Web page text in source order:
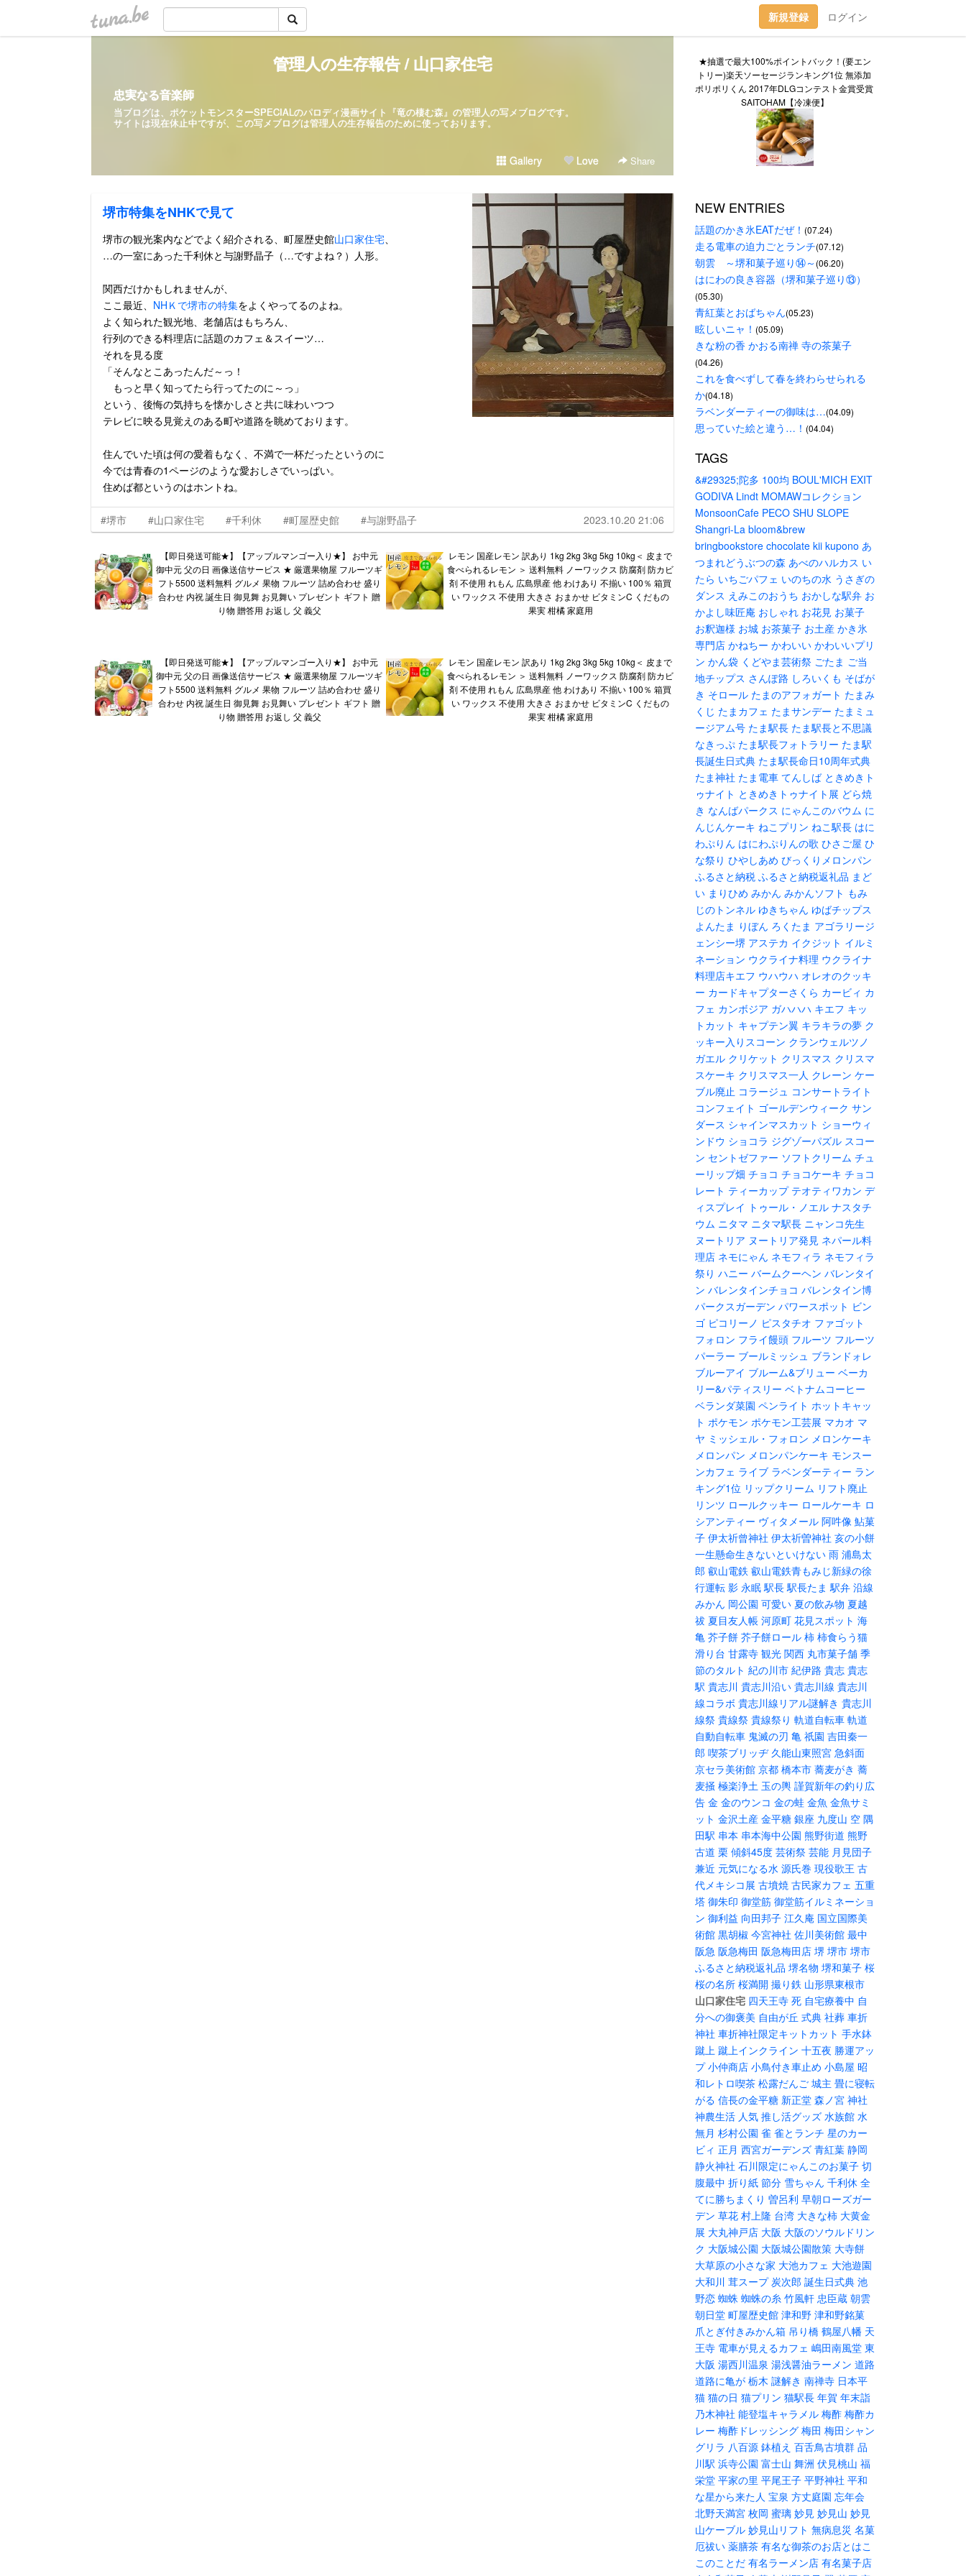
tuna.be 新規登録 ログイン
管理人の生存報告 / 山口家住宅
忠実なる音楽師
当ブログは、ポケットモンスターSPECIALのパロディ漫画サイト『竜の棲む森』の管理人の写メブログです。
サイトは現在休止中ですが、この写メブログは管理人の生存報告のために使っております。
Gallery Love Share
堺市特集をNHKで見て
堺市の観光案内などでよく紹介される、町屋歴史館山口家住宅、
…の一室にあった千利休と与謝野晶子（…ですよね？）人形。
関西だけかもしれませんが、
ここ最近、 NHＫで堺市の特集をよくやってるのよね。
よく知られた観光地、老舗店はもちろん、
行列のできる料理店に話題のカフェ＆スイーツ…
それを見る度
「そんなとこあったんだ～っ！
もっと早く知ってたら行ってたのに～っ」
という、後悔の気持ちを懐かしさと共に味わいつつ
テレビに映る見覚えのある町や道路を眺めております。
住んでいた頃は何の愛着もなく、不満で一杯だったというのに
今では青春の1ページのような愛おしさでいっぱい。
住めば都というのはホントね。
#堺市 #山口家住宅 #千利休 #町屋歴史館 #与謝野晶子 2023.10.20 21:06
【即日発送可能★】【アップルマンゴー入り★】 お中元
御中元 父の日 画像送信サービス ★ 厳選果物屋 フルーツギ
フト5500 送料無料 グルメ 果物 フルーツ 詰め合わせ 盛り
合わせ 内祝 誕生日 御見舞 お見舞い プレゼント ギフト 贈
り物 贈答用 お返し 父 義父
レモン 国産レモン 訳あり 1kg 2kg 3kg 5kg 10kg＜ 皮まで
食べられるレモン ＞ 送料無料 ノーワックス 防腐剤 防カビ
剤 不使用 れもん 広島県産 他 わけあり 不揃い 100％ 箱買
い ワックス 不使用 大きさ おまかせ ビタミンC くだもの
果実 柑橘 家庭用
【即日発送可能★】【アップルマンゴー入り★】 お中元
御中元 父の日 画像送信サービス ★ 厳選果物屋 フルーツギ
フト5500 送料無料 グルメ 果物 フルーツ 詰め合わせ 盛り
合わせ 内祝 誕生日 御見舞 お見舞い プレゼント ギフト 贈
り物 贈答用 お返し 父 義父
レモン 国産レモン 訳あり 1kg 2kg 3kg 5kg 10kg＜ 皮まで
食べられるレモン ＞ 送料無料 ノーワックス 防腐剤 防カビ
剤 不使用 れもん 広島県産 他 わけあり 不揃い 100％ 箱買
い ワックス 不使用 大きさ おまかせ ビタミンC くだもの
果実 柑橘 家庭用
★抽選で最大100%ポイントバック！(要エン
トリー)楽天ソーセージランキング1位 無添加
ポリポリくん 2017年DLGコンテスト金賞受賞
SAITOHAM【冷凍便】
NEW ENTRIES
話題のかき氷EATだぜ！ (07.24)
走る電車の迫力ごとランチ(07.12)
朝雲　～堺和菓子巡り⑭～(06.20)
はにわの良き容器（堺和菓子巡り⑬）
(05.30)
青紅葉とおばちゃん(05.23)
眩しいニャ！ (05.09)
きな粉の香 かおる南禅 寺の茶菓子
(04.26)
これを食べずして春を終わらせられる
か(04.18)
ラベンダーティーの御味は…(04.09)
思っていた絵と違う…！ (04.04)
TAGS
&#29325;陀多 100均 BOUL'MICH EXIT
GODIVA Lindt MOMAWコレクション
MonsoonCafe PECO SHU SLOPE
Shangri-La bloom&brew
bringbookstore chocolate kii kupono あ
つまれどうぶつの森 あべのハルカス い
たら いちごパフェ いのちの水 うさぎの
ダンス えみこのおうち おかしな駅弁 お
かよし味匠庵 おしゃれ お花見 お菓子
お釈迦様 お城 お茶菓子 お土産 かき氷
専門店 かねちー かわいい かわいいプリ
ン かん袋 くどやま芸術祭 ごたま ご当
地チップス さんぽ路 しろいくも そばが
き そロール たまのアフォガート たまみ
くじ たまカフェ たまサンデー たまミュ
ージアム号 たま駅長 たま駅長と不思議
なきっぷ たま駅長フォトラリー たま駅
長誕生日式典 たま駅長命日10周年式典
たま神社 たま電車 てんしば ときめきト
ゥナイト ときめきトゥナイト展 どら焼
き なんばパークス にゃんこのバウム に
んじんケーキ ねこプリン ねこ駅長 はに
わぷりん はにわぷりんの歌 ひさご屋 ひ
な祭り ひやしあめ びっくりメロンパン
ふるさと納税 ふるさと納税返礼品 まど
い まりひめ みかん みかんソフト もみ
じのトンネル ゆきちゃん ゆばチップス
よんたま りぼん ろくたま アゴラリージ
ェンシー堺 アステカ イクジット イルミ
ネーション ウクライナ料理 ウクライナ
料理店キエフ ウハウハ オレオのクッキ
ー カードキャプターさくら カービィ カ
フェ カンボジア ガハハハ キエフ キッ
トカット キャプテン翼 キラキラの夢 ク
ッキー入りスコーン クランウェルツノ
ガエル クリケット クリスマス クリスマ
スケーキ クリスマス一人 クレーン ケー
ブル廃止 コラージュ コンサートライト
コンフェイト ゴールデンウィーク サン
ダース シャインマスカット ショーウィ
ンドウ ショコラ ジグゾーパズル スコー
ン セントゼファー ソフトクリーム チュ
ーリップ畑 チョコ チョコケーキ チョコ
レート ティーカップ テオティワカン デ
ィスプレイ トゥール・ノエル ナスタチ
ウム ニタマ ニタマ駅長 ニャンコ先生
ヌートリア ヌートリア発見 ネパール料
理店 ネモにゃん ネモフィラ ネモフィラ
祭り ハニー バームクーヘン バレンタイ
ン バレンタインチョコ バレンタイン博
パークスガーデン パワースポット ビン
ゴ ピコリーノ ピスタチオ ファゴット
フォロン フライ饅頭 フルーツ フルーツ
パーラー ブールミッシュ ブランドォレ
ブルーアイ ブルーム&ブリュー ベーカ
リー&パティスリー ベトナムコーヒー
ベランダ菜園 ペンライト ホットキャッ
ト ポケモン ポケモン工芸展 マカオ マ
ヤ ミッシェル・フォロン メロンケーキ
メロンパン メロンパンケーキ モンスー
ンカフェ ライブ ラベンダーティー ラン
キング1位 リップクリーム リフト廃止
リンツ ロールクッキー ロールケーキ ロ
シアンティー ヴィタメール 阿吽像 鮎菓
子 伊太祈曾神社 伊太祈曽神社 亥の小餅
一生懸命生きないといけない 雨 浦島太
郎 叡山電鉄 叡山電鉄青もみじ新緑の徐
行運転 影 永眠 駅長 駅長たま 駅弁 沿線
みかん 岡公園 可愛い 夏の飲み物 夏越
祓 夏目友人帳 河原町 花見スポット 海
亀 芥子餅 芥子餅ロール 柿 柿食らう猫
滑り台 甘露寺 観光 関西 丸市菓子舗 季
節のタルト 紀の川市 紀伊路 貴志 貴志
駅 貴志川 貴志川沿い 貴志川線 貴志川
線コラボ 貴志川線リアル謎解き 貴志川
線祭 貴線祭 貴線祭り 軌道自転車 軌道
自動自転車 鬼滅の刃 亀 祇園 吉田秦一
郎 喫茶ブリッヂ 久能山東照宮 急斜面
京セラ美術館 京都 橋本市 蕎麦がき 蕎
麦掻 極楽浄土 玉の輿 謹賀新年の釣り広
告 金 金のウンコ 金の蛙 金魚 金魚サミ
ット 金沢土産 金平糖 銀座 九度山 空 隅
田駅 串本 串本海中公園 熊野街道 熊野
古道 栗 傾斜45度 芸術祭 芸能 月見団子
兼近 元気になる水 源氏巻 現役歌王 古
代メキシコ展 古墳焼 古民家カフェ 五重
塔 御朱印 御堂筋 御堂筋イルミネーショ
ン 御利益 向田邦子 江久庵 国立国際美
術館 黒胡椒 今宮神社 佐川美術館 最中
阪急 阪急梅田 阪急梅田店 堺 堺市 堺市
ふるさと納税返礼品 堺名物 堺和菓子 桜
桜の名所 桜満開 撮り鉄 山形県東根市
山口家住宅 四天王寺 死 自宅療養中 自
分への御褒美 自由が丘 式典 社葬 車折
神社 車折神社限定キットカット 手水鉢
蹴上 蹴上インクライン 十五夜 勝運アッ
プ 小仲商店 小鳥付き車止め 小島屋 昭
和レトロ喫茶 松露だんご 城主 畳に寝転
がる 信長の金平糖 新正堂 森ノ宮 神社
神農生活 人気 推し活グッズ 水族館 水
無月 杉村公園 雀 雀とランチ 星のカー
ビィ 正月 西宮ガーデンズ 青紅葉 静岡
静火神社 石川限定にゃんこのお菓子 切
腹最中 折り紙 節分 雪ちゃん 千利休 全
てに勝ちまくり 曽呂利 早朝ローズガー
デン 草花 村上隆 台湾 大きな柿 大黄金
展 大丸神戸店 大阪 大阪のソウルドリン
ク 大阪城公園 大阪城公園散策 大寺餅
大草原の小さな家 大池カフェ 大池遊園
大和川 茸スープ 炭次郎 誕生日式典 池
野恋 蜘蛛 蜘蛛の糸 竹風軒 忠臣蔵 朝雲
朝日堂 町屋歴史館 津和野 津和野銘菓
爪とぎ付きみかん箱 吊り橋 鶴屋八幡 天
王寺 電車が見えるカフェ 嶋田南風堂 東
大阪 湯西川温泉 湯浅醤油ラーメン 道路
道路に亀が 栃木 謎解き 南禅寺 日本平
猫 猫の日 猫プリン 猫駅長 年賀 年末詣
乃木神社 能登塩キャラメル 梅酢 梅酢カ
レー 梅酢ドレッシング 梅田 梅田シャン
グリラ 八百源 鉢植え 百舌鳥古墳群 品
川駅 浜寺公園 富士山 舞洲 伏見桃山 福
栄堂 平家の里 平尾王子 平野神社 平和
な星から来た人 宝泉 方丈庭園 忘年会
北野天満宮 枚岡 蜜璃 妙見 妙見山 妙見
山ケーブル 妙見山リフト 無病息災 名菓
厄祓い 薬膳茶 有名な御茶のお店とはこ
このことだ 有名ラーメン店 有名菓子店